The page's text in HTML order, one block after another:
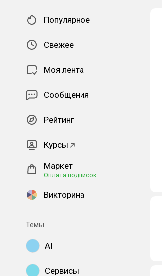
Популярное
Свежее
Моя лента
Сообщения
Рейтинг
Курсы
Маркет
Оплата подписок
Викторина
Темы
AI
Сервисы